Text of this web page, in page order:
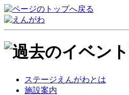
ステージえんがわとは
施設案内